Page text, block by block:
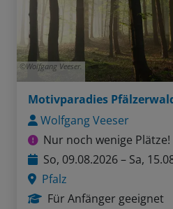
Wolfgang Veeser.
Motivparadies
Wolfgang Veeser
Nur noch wenige Plätze!
So, 09.08.2026 – Sa,
Pfalz
Für Anfänger geeignet